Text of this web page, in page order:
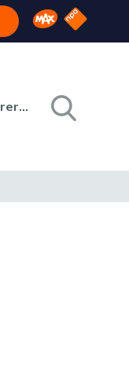
Omroep MAX
NPO
Registreren